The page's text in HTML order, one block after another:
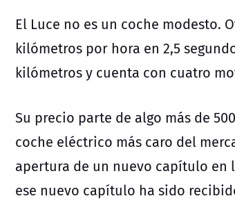
El Luce no es un coche modesto.
kilómetros por hora en 2,5
kilómetros y cuenta con cuatro
Su precio parte de algo más de
coche eléctrico más caro del
apertura de un nuevo capítulo en
ese nuevo capítulo ha sido